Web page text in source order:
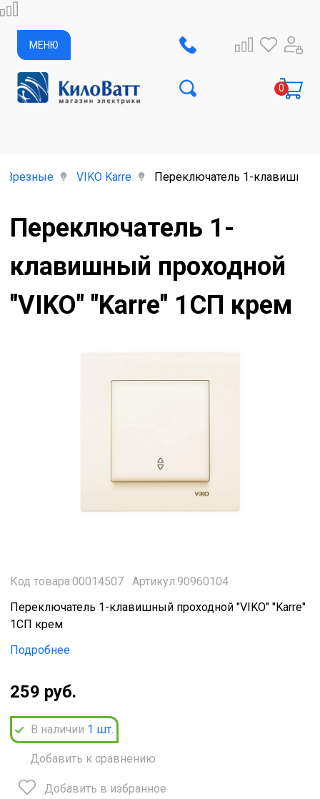
МЕНЮ
Врезные VIKO Karre Переключатель 1-клавишный
Переключатель 1-
клавишный проходной
"VIKO" "Karre" 1СП крем
Код товара:00014507
Артикул:90960104
Переключатель 1-клавишный проходной "VIKO" "Karre"
1СП крем
Подробнее
259 руб.
В наличии 1 шт.
Добавить к сравнению
Добавить в избранное